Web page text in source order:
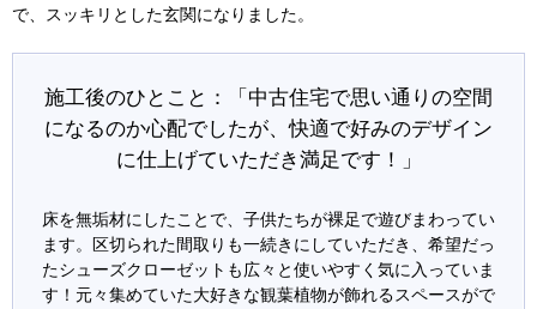
で、スッキリとした玄関になりました。
施工後のひとこと：「中古住宅で思い通りの空間
になるのか心配でしたが、快適で好みのデザイン
に仕上げていただき満足です！」
床を無垢材にしたことで、子供たちが裸足で遊びまわってい
ます。区切られた間取りも一続きにしていただき、希望だっ
たシューズクローゼットも広々と使いやすく気に入っていま
す！元々集めていた大好きな観葉植物が飾れるスペースがで